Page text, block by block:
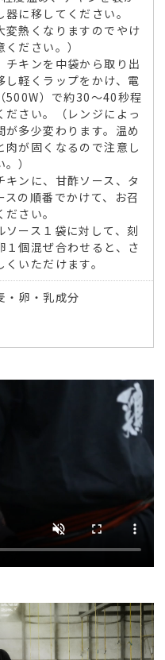
器に移してください。
変熱くなりますのでやけ
ください。）
チキンを中袋から取り出
し軽くラップをかけ、電
500W）で約30〜40秒程
ださい。（レンジによっ
が多少変わります。温め
肉が固くなるので注意し
）
ンに、甘酢ソース、タ
スの順番でかけて、お召
さい。
ース１袋に対して、刻
１個混ぜ合わせると、さ
くいただけます。
・卵・乳成分